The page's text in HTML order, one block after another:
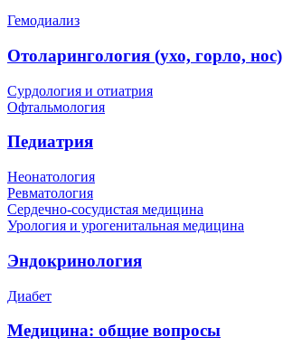
Гемодиализ
Отоларингология (ухо, горло, нос)
Сурдология и отиатрия
Офтальмология
Педиатрия
Неонатология
Ревматология
Сердечно-сосудистая медицина
Урология и урогенитальная медицина
Эндокринология
Диабет
Медицина: общие вопросы